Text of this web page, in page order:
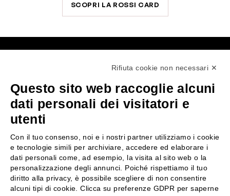
SCOPRI LA ROSSI CARD
+39 3346440838
servizioclienti@rossiprofumi.it
SERVIZIO CLIENTI
Resi e rimborsi
Pagamenti
Spedizione
ROSSI PROFUMI
Chi siamo
Contattaci
Negozi
Rifiuta cookie non necessari ✕
Questo sito web raccoglie alcuni
dati personali dei visitatori e
utenti
Con il tuo consenso, noi e i nostri partner utilizziamo i cookie
e tecnologie simili per archiviare, accedere ed elaborare i
dati personali come, ad esempio, la visita al sito web o la
personalizzazione degli annunci. Poiché rispettiamo il tuo
diritto alla privacy, è possibile scegliere di non consentire
alcuni tipi di cookie. Clicca su preferenze GDPR per saperne